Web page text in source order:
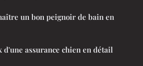
un bon peignoir de bain en
assurance chien en détail